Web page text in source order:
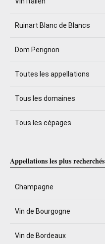
Ruinart Blanc de Blancs
Dom Perignon
Toutes les appellations
Tous les domaines
Tous les cépages
Appellations les plus recherchés
Champagne
Vin de Bourgogne
Vin de Bordeaux